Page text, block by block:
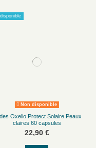
Non disponible
Oxelio Protect Solaire Peaux
claires 60 capsules
22,90 €